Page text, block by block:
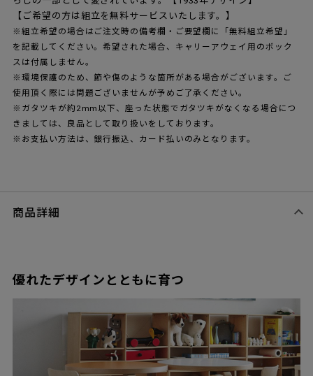
【ご希望の方は組立を無料サービスいたします。】
※組立希望の場合はご注文時の備考欄・ご要望欄に「無料組立希望」
を記載してください。希望された場合、キャリーアウェイ用のボック
スは付属しません。
※環境保護のため、節や傷のような箇所がある場合がございます。ご
使用頂く際には問題ございませんが予めご了承ください。
※ガタツキが約2mm以下、座った状態でガタツキがなくなる場合につ
きましては、良品として取り扱いをしております。
※お支払い方法は、銀行振込、カード払いのみとなります。
商品詳細
優れたデザインとともに育つ